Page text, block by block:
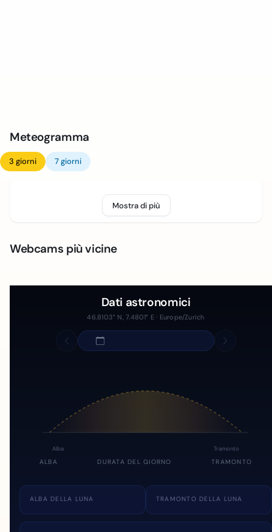
Meteogramma
3 giorni 7 giorni
Mostra di più
Webcams più vicine
Dati astronomici
46.8103° N, 7.4801° E · Europe/Zurich
Alba Tramonto
ALBA DURATA DEL GIORNO TRAMONTO
ALBA DELLA LUNA TRAMONTO DELLA LUNA